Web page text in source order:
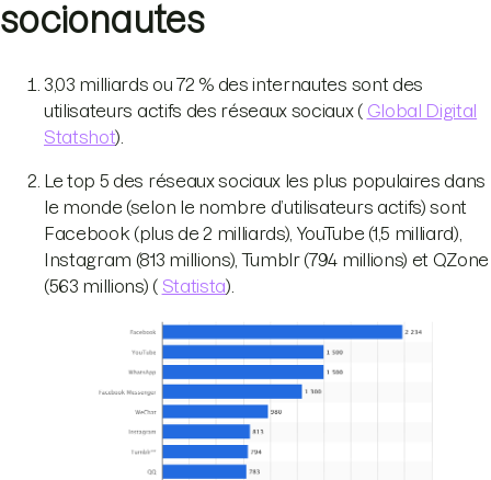
socionautes
3,03 milliards ou 72 % des internautes sont des
utilisateurs actifs des réseaux sociaux ( Global Digital
Statshot).
Le top 5 des réseaux sociaux les plus populaires dans
le monde (selon le nombre d’utilisateurs actifs) sont
Facebook (plus de 2 milliards), YouTube (1,5 milliard),
Instagram (813 millions), Tumblr (794 millions) et QZone
(563 millions) ( Statista).